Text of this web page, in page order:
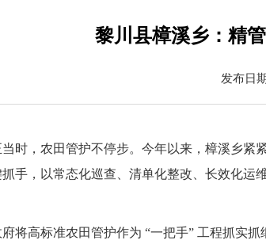
黎川县樟溪乡：精
发布日
时，农田管护不停步。今年以来，樟溪乡紧
手，以常态化巡查、清单化整改、长效化
将高标准农田管护作为 “一把手” 工程抓实